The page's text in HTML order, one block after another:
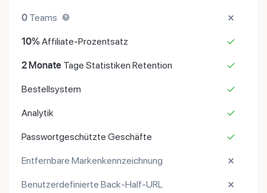
0 Teams
10% Affiliate-Prozentsatz
2 Monate Tage Statistiken Retention
Bestellsystem
Analytik
Passwortgeschützte Geschäfte
Entfernbare Markenkennzeichnung
Benutzerdefinierte Back-Half-URL